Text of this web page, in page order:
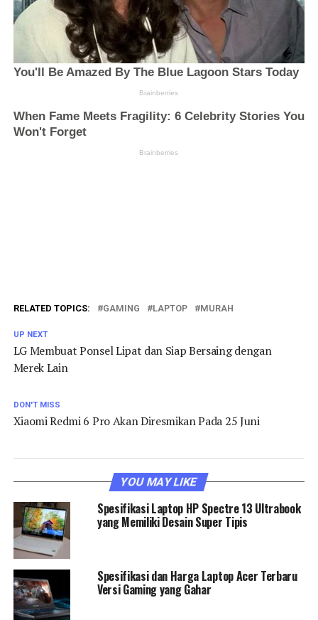
RELATED TOPICS: GAMING LAPTOP MURAH
UP NEXT
LG Membuat Ponsel Lipat dan Siap Bersaing dengan
Merek Lain
DON'T MISS
Xiaomi Redmi 6 Pro Akan Diresmikan Pada 25 Juni
YOU MAY LIKE
Spesifikasi Laptop HP Spectre 13 Ultrabook
yang Memiliki Desain Super Tipis
Spesifikasi dan Harga Laptop Acer Terbaru
Versi Gaming yang Gahar